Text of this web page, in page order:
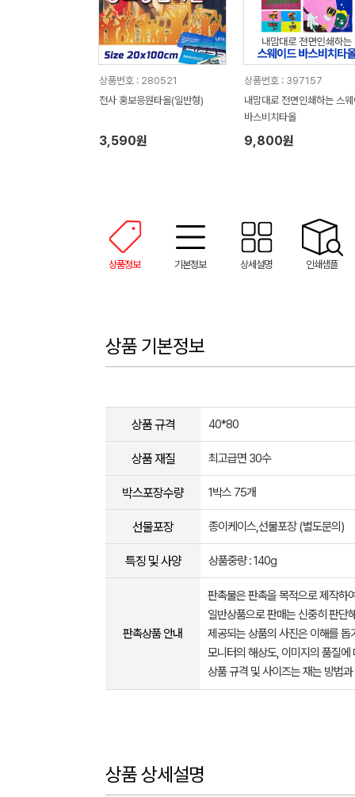
상품번호 : 280521
전사 홍보응원타올(일반형)
3,590원
상품번호 : 397157
내맘대로 전면인쇄하는 스
바스비치타올
9,800원
상품정보 기본정보 상세설명 인쇄샘플
상품 기본정보
상품 규격 40*80
상품 재질 최고급면 30수
박스포장수량 1박스 75개
선물포장 종이케이스,선물포장 (별도문의)
특징 및 사양 상품중량 : 140g
판촉상품 안내
판촉물은 판촉을 목적으로 제작하
일반상품으로 판매는 신중히 판단
제공되는 상품의 사진은 이해를
모니터의 해상도, 이미지의 품질
상품 규격 및 사이즈는 재는 방법
상품 상세설명